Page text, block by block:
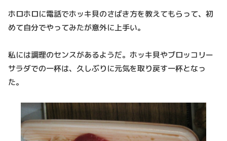
ホロホロに電話でホッキ貝のさばき方を教えてもらって、初
めて自分でやってみたが意外に上手い。
私には調理のセンスがあるようだ。ホッキ貝やブロッコリー
サラダでの一杯は、久しぶりに元気を取り戻す一杯となっ
た。